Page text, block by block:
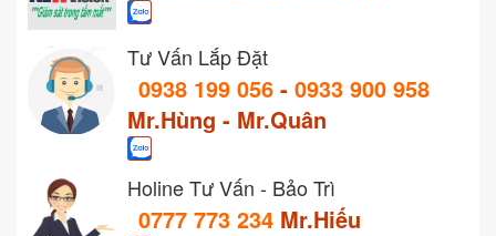
Tư Vấn Lắp Đặt
0938 199 056 - 0933 900 958
Mr.Hùng - Mr.Quân
Holine Tư Vấn - Bảo Trì
0777 773 234 Mr.Hiếu